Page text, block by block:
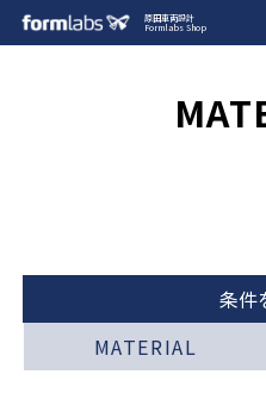
原田車両設計
Formlabs Shop
条件
MATERIAL